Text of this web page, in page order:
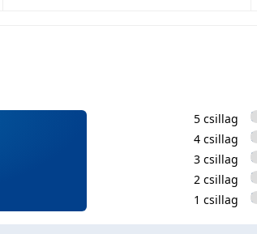
5 csillag
4 csillag
3 csillag
2 csillag
1 csillag